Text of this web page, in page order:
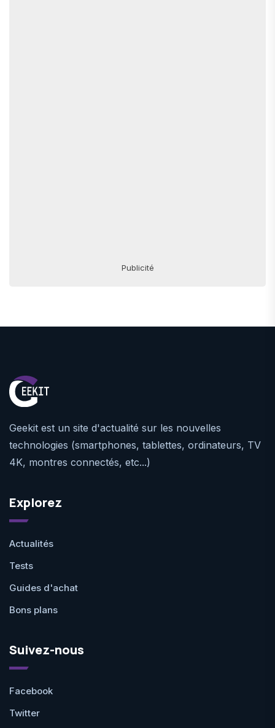
Publicité
Geekit est un site d'actualité sur les nouvelles
technologies (smartphones, tablettes, ordinateurs, TV
4K, montres connectés, etc...)
Explorez
Actualités
Tests
Guides d'achat
Bons plans
Suivez-nous
Facebook
Twitter